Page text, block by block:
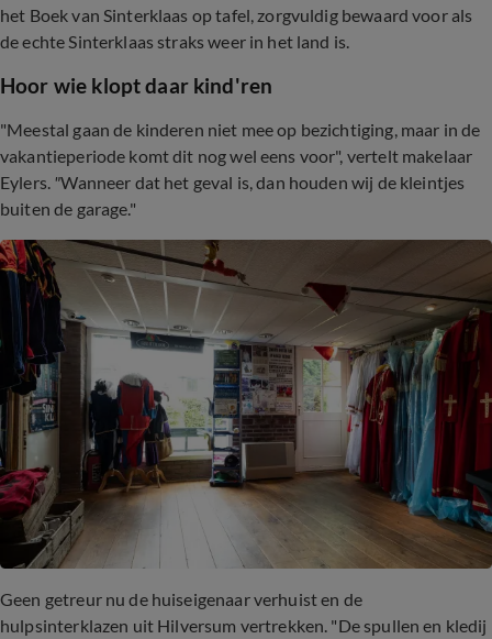
het Boek van Sinterklaas op tafel, zorgvuldig bewaard voor als
de echte Sinterklaas straks weer in het land is.
Hoor wie klopt daar kind'ren
"Meestal gaan de kinderen niet mee op bezichtiging, maar in de
vakantieperiode komt dit nog wel eens voor", vertelt makelaar
Eylers. "Wanneer dat het geval is, dan houden wij de kleintjes
buiten de garage."
Geen getreur nu de huiseigenaar verhuist en de
hulpsinterklazen uit Hilversum vertrekken. "De spullen en kledij